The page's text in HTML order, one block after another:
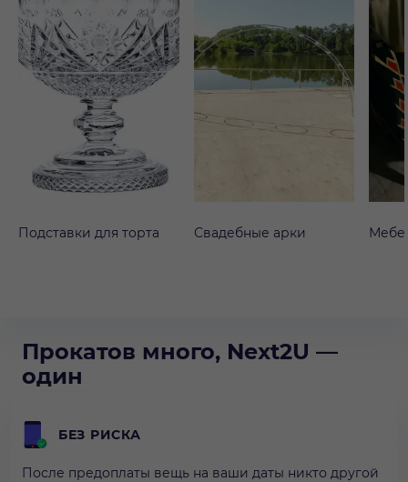
Подставки для торта Свадебные арки
Прокатов много, Next2U —
один
БЕЗ РИСКА
После предоплаты вещь на ваши даты никто другой